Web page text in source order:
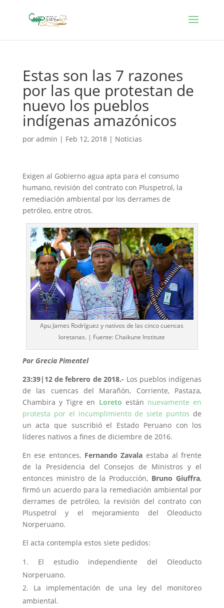
Estas son las 7 razones
por las que protestan de
nuevo los pueblos
indígenas amazónicos
por admin | Feb 12, 2018| Noticias
Exigen al Gobierno agua apta para el consumo
humano, revisión del contrato con Pluspetrol, la
remediación ambiental por los derrames de
petróleo, entre otros.
Apu James Rodríguez y nativos de las cinco cuencas
loretanas. | Fuente: Chaikune Institute
Por Grecia Pimentel
23:39|12 de febrero de 2018.- Los pueblos indígenas
de las cuencas del Marañón, Corriente, Pastaza,
Chambira y Tigre en Loreto están nuevamente en
protesta por el incumplimiento de siete puntos de
un acta que suscribió el Estado Peruano con los
líderes nativos a fines de diciembre de 2016.
En ese entonces, Fernando Zavala estaba al frente
de la Presidencia del Consejos de Ministros y el
entonces ministro de la Producción, Bruno Giuffra,
firmó un acuerdo para la remediación ambiental por
derrames de petróleo, la revisión del contrato con
Pluspetrol y el mejoramiento del Oleoducto
Norperuano.
El acta contempla estos siete pedidos:
El estudio independiente del Oleoducto
Norperuano.
La implementación de una ley del monitoreo
ambiental.